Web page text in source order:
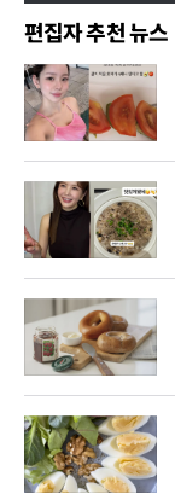
편집자 추천 뉴스